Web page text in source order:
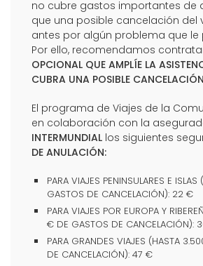
no cubre gastos importantes de
que una posible cancelación del
antes por algún problema que le
Por ello, recomendamos
OPCIONAL QUE AMPLÍE LA
CUBRA UNA POSIBLE CANCELACIÓN
El programa de Viajes de la
en colaboración con la
INTERMUNDIAL los siguientes
DE ANULACIÓN:
PARA VIAJES PENINSULARES E
GASTOS DE CANCELACIÓN): 22 €
PARA VIAJES POR EUROPA Y
€ DE GASTOS DE CANCELACIÓN):
PARA GRANDES VIAJES (HASTA
DE CANCELACIÓN): 47 €